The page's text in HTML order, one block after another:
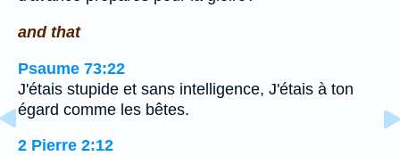
and that
Psaume 73:22
J'étais stupide et sans intelligence, J'étais à ton
égard comme les bêtes.
2 Pierre 2:12